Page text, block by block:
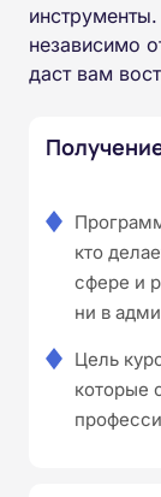
независимо
даст вам
кто
сфере и
ни в
Цель
которые